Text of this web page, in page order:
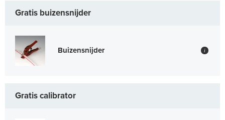
Gratis buizensnijder
Buizensnijder i
Gratis calibrator